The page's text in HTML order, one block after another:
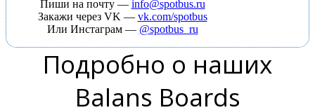
Пиши на почту — info@spotbus.ru
Закажи через VK — vk.com/spotbus
Или Инстаграм — @spotbus_ru
Подробно о наших
Balans Boards